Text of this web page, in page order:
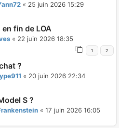
« 25 juin 2026 15:29
fin de LOA
« 22 juin 2026 18:35
1 2
?
« 20 juin 2026 22:34
S ?
« 17 juin 2026 16:05